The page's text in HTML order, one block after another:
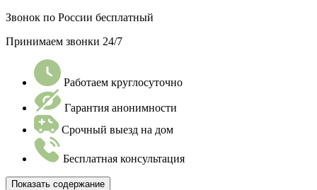
Звонок по России бесплатный
Принимаем звонки 24/7
Работаем круглосуточно
Гарантия анонимности
Срочный выезд на дом
Бесплатная консультация
Показать содержание